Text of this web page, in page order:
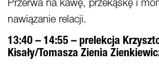
Przerwa na kawę, przekąskę i
nawiązanie relacji.
13:40 – 14:55 – prelekcja
Kisały/Tomasza Zienia